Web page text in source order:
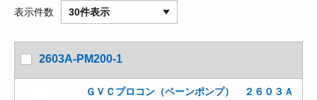
表示件数 30件表示
2603A-PM200-1
ＧＶＣプロコン（ベーンポンプ） ２６０３Ａ